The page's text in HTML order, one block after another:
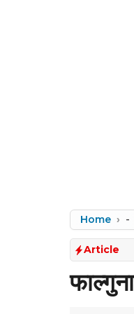
Home -
Article